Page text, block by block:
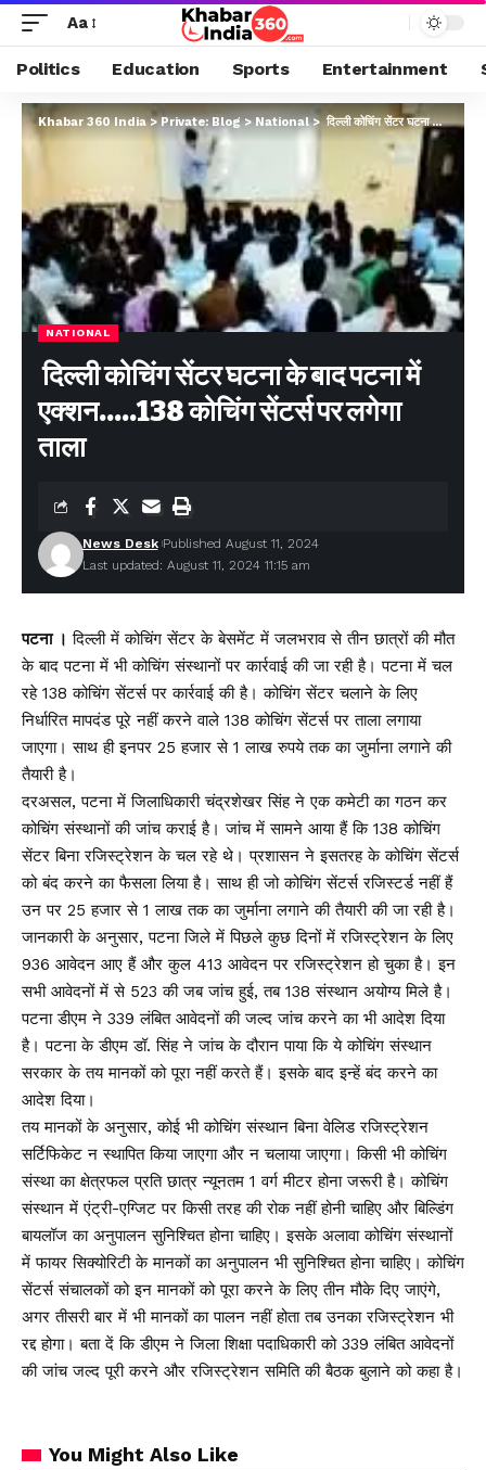
Aa
Politics Education Sports Entertainment
Khabar 360 India>Private: Blog>National>दिल्ली कोचिंग सेंटर घटना के बाद पटना में एक्शन…..138 कोचिंग सेंटर्स पर लगेगा ताला
NATIONAL
दिल्ली कोचिंग सेंटर घटना के बाद पटना में
एक्शन…..138 कोचिंग सेंटर्स पर लगेगा
ताला
Last updated: August 11, 2024 11:15 am
News Desk Published August 11, 2024
पटना । दिल्ली में कोचिंग सेंटर के बेसमेंट में जलभराव से तीन छात्रों की मौत
के बाद पटना में भी कोचिंग संस्थानों पर कार्रवाई की जा रही है। पटना में चल
रहे 138 कोचिंग सेंटर्स पर कार्रवाई की है। कोचिंग सेंटर चलाने के लिए
निर्धारित मापदंड पूरे नहीं करने वाले 138 कोचिंग सेंटर्स पर ताला लगाया
जाएगा। साथ ही इनपर 25 हजार से 1 लाख रुपये तक का जुर्माना लगाने की
तैयारी है।
दरअसल, पटना में जिलाधिकारी चंद्रशेखर सिंह ने एक कमेटी का गठन कर
कोचिंग संस्थानों की जांच कराई है। जांच में सामने आया हैं कि 138 कोचिंग
सेंटर बिना रजिस्ट्रेशन के चल रहे थे। प्रशासन ने इसतरह के कोचिंग सेंटर्स
को बंद करने का फैसला लिया है। साथ ही जो कोचिंग सेंटर्स रजिस्टर्ड नहीं हैं
उन पर 25 हजार से 1 लाख तक का जुर्माना लगाने की तैयारी की जा रही है।
जानकारी के अनुसार, पटना जिले में पिछले कुछ दिनों में रजिस्ट्रेशन के लिए
936 आवेदन आए हैं और कुल 413 आवेदन पर रजिस्ट्रेशन हो चुका है। इन
सभी आवेदनों में से 523 की जब जांच हुई, तब 138 संस्थान अयोग्य मिले है।
पटना डीएम ने 339 लंबित आवेदनों की जल्द जांच करने का भी आदेश दिया
है। पटना के डीएम डॉ. सिंह ने जांच के दौरान पाया कि ये कोचिंग संस्थान
सरकार के तय मानकों को पूरा नहीं करते हैं। इसके बाद इन्हें बंद करने का
आदेश दिया।
तय मानकों के अनुसार, कोई भी कोचिंग संस्थान बिना वेलिड रजिस्ट्रेशन
सर्टिफिकेट न स्थापित किया जाएगा और न चलाया जाएगा। किसी भी कोचिंग
संस्था का क्षेत्रफल प्रति छात्र न्यूनतम 1 वर्ग मीटर होना जरूरी है। कोचिंग
संस्थान में एंट्री-एग्जिट पर किसी तरह की रोक नहीं होनी चाहिए और बिल्डिंग
बायलॉज का अनुपालन सुनिश्चित होना चाहिए। इसके अलावा कोचिंग संस्थानों
में फायर सिक्योरिटी के मानकों का अनुपालन भी सुनिश्चित होना चाहिए। कोचिंग
सेंटर्स संचालकों को इन मानकों को पूरा करने के लिए तीन मौके दिए जाएंगे,
अगर तीसरी बार में भी मानकों का पालन नहीं होता तब उनका रजिस्ट्रेशन भी
रद्द होगा। बता दें कि डीएम ने जिला शिक्षा पदाधिकारी को 339 लंबित आवेदनों
की जांच जल्द पूरी करने और रजिस्ट्रेशन समिति की बैठक बुलाने को कहा है।
You Might Also Like